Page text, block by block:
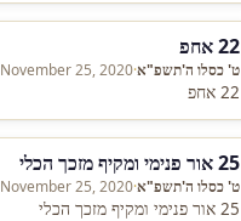
22 אחפ
ט' כסלו ה'תשפ"א·
November 25, 2020
22 אחפ
25 אור פנימי ומקיף מזכך הכלי
ט' כסלו ה'תשפ"א·
November 25, 2020
25 אור פנימי ומקיף מזכך הכלי